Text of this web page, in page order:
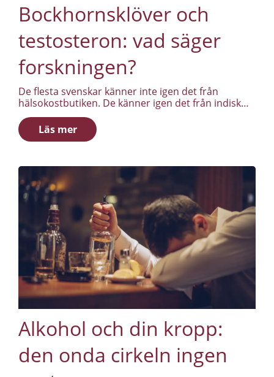
Bockhornsklöver och
testosteron: vad säger
forskningen?
De flesta svenskar känner inte igen det från
hälsokostbutiken. De känner igen det från indisk
mat.
Läs mer
Alkohol och din kropp:
den onda cirkeln ingen